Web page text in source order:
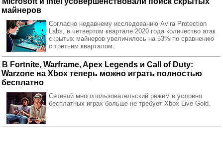
майнеров
Согласно недавнему исследованию Avira Protection
Labs, в четвертом квартале 2020 года количество атак
скрытых майнеров увеличилось на 53% по сравнению
с третьим кварталом.
В Fortnite, Warframe, Apex Legends и Call of Duty:
Warzone на Xbox теперь можно играть полностью
бесплатно
Сетевой многопользовательский режим в условно
бесплатных играх больше не требует Xbox Live Gold.